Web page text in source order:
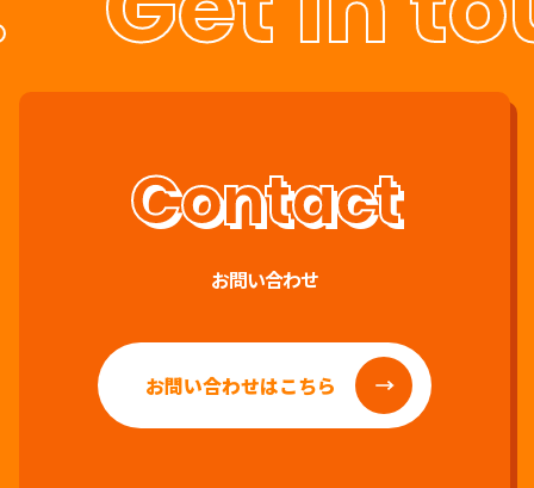
お問い合わせ
お問い合わせはこちら